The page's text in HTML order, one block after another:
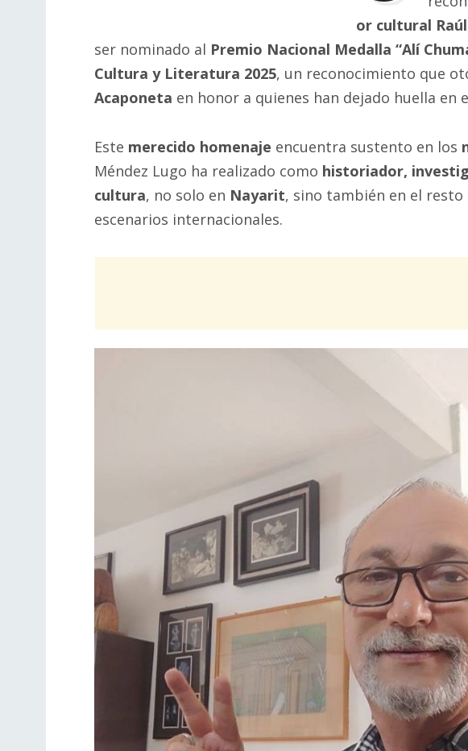
or cultural
ser nominado al Premio Nacional Medalla “Alí
Cultura y Literatura 2025, un reconocimiento que
Acaponeta en honor a quienes han dejado huella en
Este merecido homenaje encuentra sustento en los
Méndez Lugo ha realizado como historiador,
cultura, no solo en Nayarit, sino también en el resto
escenarios internacionales.